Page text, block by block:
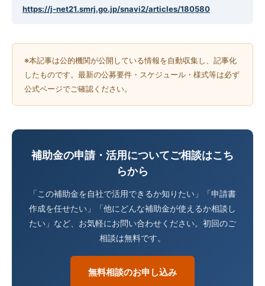
https://j-net21.smrj.go.jp/snavi2/articles/180580
※本記事は公的機関が公開している情報を自動収集し、記事化
したものです。最新の公募要件・スケジュール・様式等は必ず
公式ページでご確認ください。
補助金の申請・活用についてご相談はこち
らから
「この補助金を自社で活用できるか知りたい」「申請書
作成を任せたい」「他にどんな補助金が使えるか相談し
たい」など、お気軽にお問い合わせください。初回のご
相談は無料です。
無料相談のお申し込み